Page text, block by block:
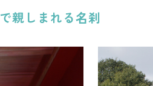
親しまれる名刹